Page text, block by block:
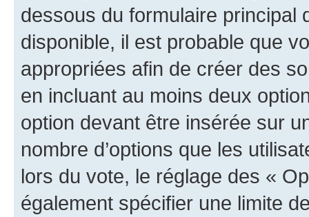
dessous du formulaire principal
disponible, il est probable que
appropriées afin de créer des
en incluant au moins deux
option devant être insérée sur
nombre d’options que les
lors du vote, le réglage des «
également spécifier une limite